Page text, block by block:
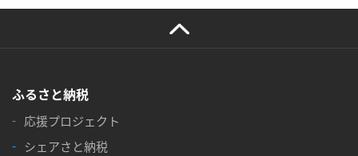
ふるさと納税
応援プロジェクト
シェアさと納税